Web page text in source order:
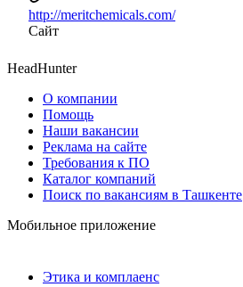
http://meritchemicals.com/
Сайт
HeadHunter
О компании
Помощь
Наши вакансии
Реклама на сайте
Требования к ПО
Каталог компаний
Поиск по вакансиям в Ташкенте
Мобильное приложение
Этика и комплаенс